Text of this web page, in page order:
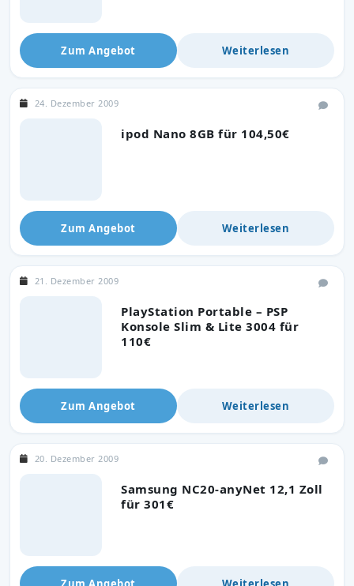
Zum Angebot Weiterlesen
ipod Nano 8GB für 104,50€
24. Dezember 2009
Zum Angebot Weiterlesen
PlayStation Portable – PSP
Konsole Slim & Lite 3004 für
110€
21. Dezember 2009
Zum Angebot Weiterlesen
Samsung NC20-anyNet 12,1 Zoll
für 301€
20. Dezember 2009